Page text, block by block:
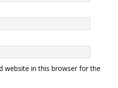
website in this browser for the